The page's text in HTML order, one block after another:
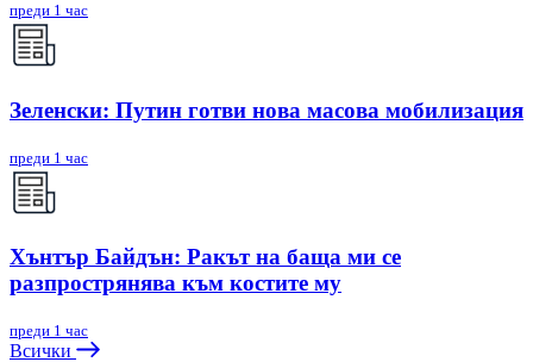
преди 1 час
Зеленски: Путин готви нова масова мобилизация
преди 1 час
Хънтър Байдън: Ракът на баща ми се
разпрострянява към костите му
преди 1 час
Всички